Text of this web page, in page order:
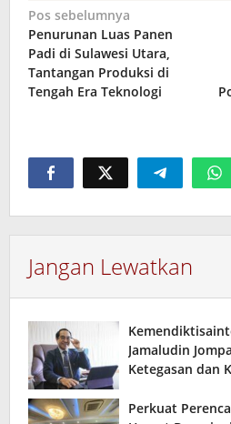
Navigasi
pos
Pos sebelumnya
Penurunan Luas Panen
Padi di Sulawesi Utara,
Tantangan Produksi di
Tengah Era Teknologi
Jangan Lewatkan
Jamaludin
Ketegasan dan
Perkuat